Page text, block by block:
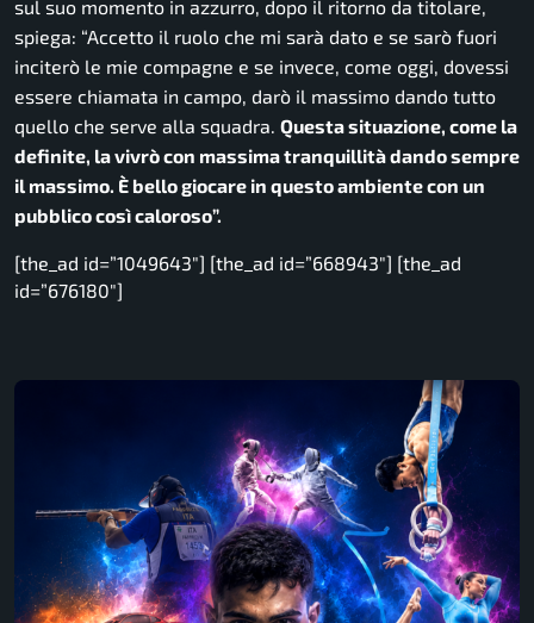
sul suo momento in azzurro, dopo il ritorno da titolare,
spiega: “Accetto il ruolo che mi sarà dato e se sarò fuori
inciterò le mie compagne e se invece, come oggi, dovessi
essere chiamata in campo, darò il massimo dando tutto
quello che serve alla squadra. Questa situazione, come la
definite, la vivrò con massima tranquillità dando sempre
il massimo. È bello giocare in questo ambiente con un
pubblico così caloroso”.
[the_ad id=”1049643″] [the_ad id=”668943″] [the_ad
id=”676180″]